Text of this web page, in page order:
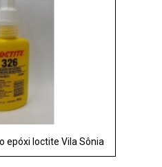
epóxi loctite Vila Sônia